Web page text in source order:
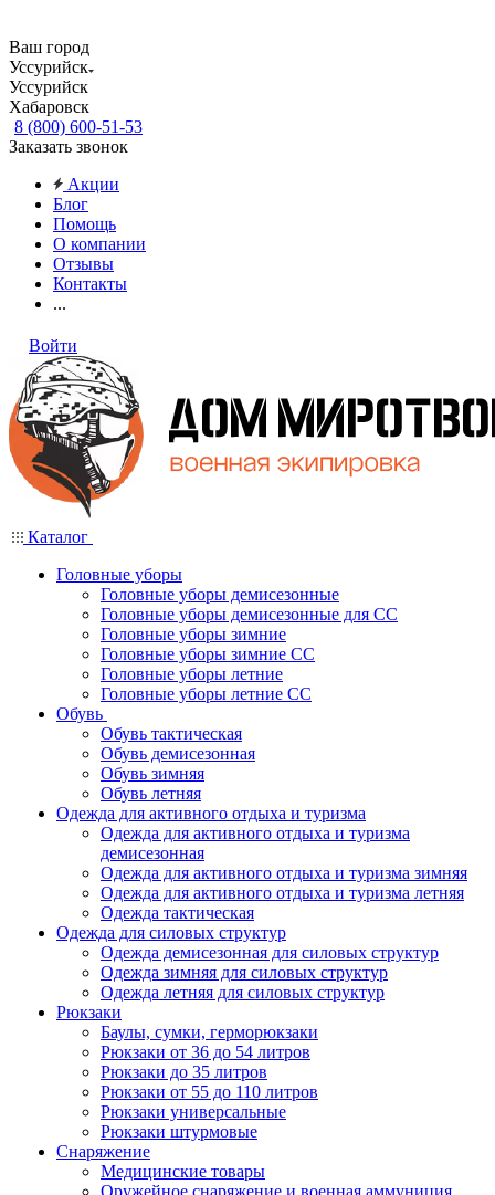
Ваш город
Уссурийск
Уссурийск
Хабаровск
8 (800) 600-51-53
Заказать звонок
Акции
Блог
Помощь
О компании
Отзывы
Контакты
...
Войти
Каталог
Головные уборы
Головные уборы демисезонные
Головные уборы демисезонные для СС
Головные уборы зимние
Головные уборы зимние СС
Головные уборы летние
Головные уборы летние СС
Обувь
Обувь тактическая
Обувь демисезонная
Обувь зимняя
Обувь летняя
Одежда для активного отдыха и туризма
Одежда для активного отдыха и туризма
демисезонная
Одежда для активного отдыха и туризма зимняя
Одежда для активного отдыха и туризма летняя
Одежда тактическая
Одежда для силовых структур
Одежда демисезонная для силовых структур
Одежда зимняя для силовых структур
Одежда летняя для силовых структур
Рюкзаки
Баулы, сумки, герморюкзаки
Рюкзаки от 36 до 54 литров
Рюкзаки до 35 литров
Рюкзаки от 55 до 110 литров
Рюкзаки универсальные
Рюкзаки штурмовые
Снаряжение
Медицинские товары
Оружейное снаряжение и военная аммуниция